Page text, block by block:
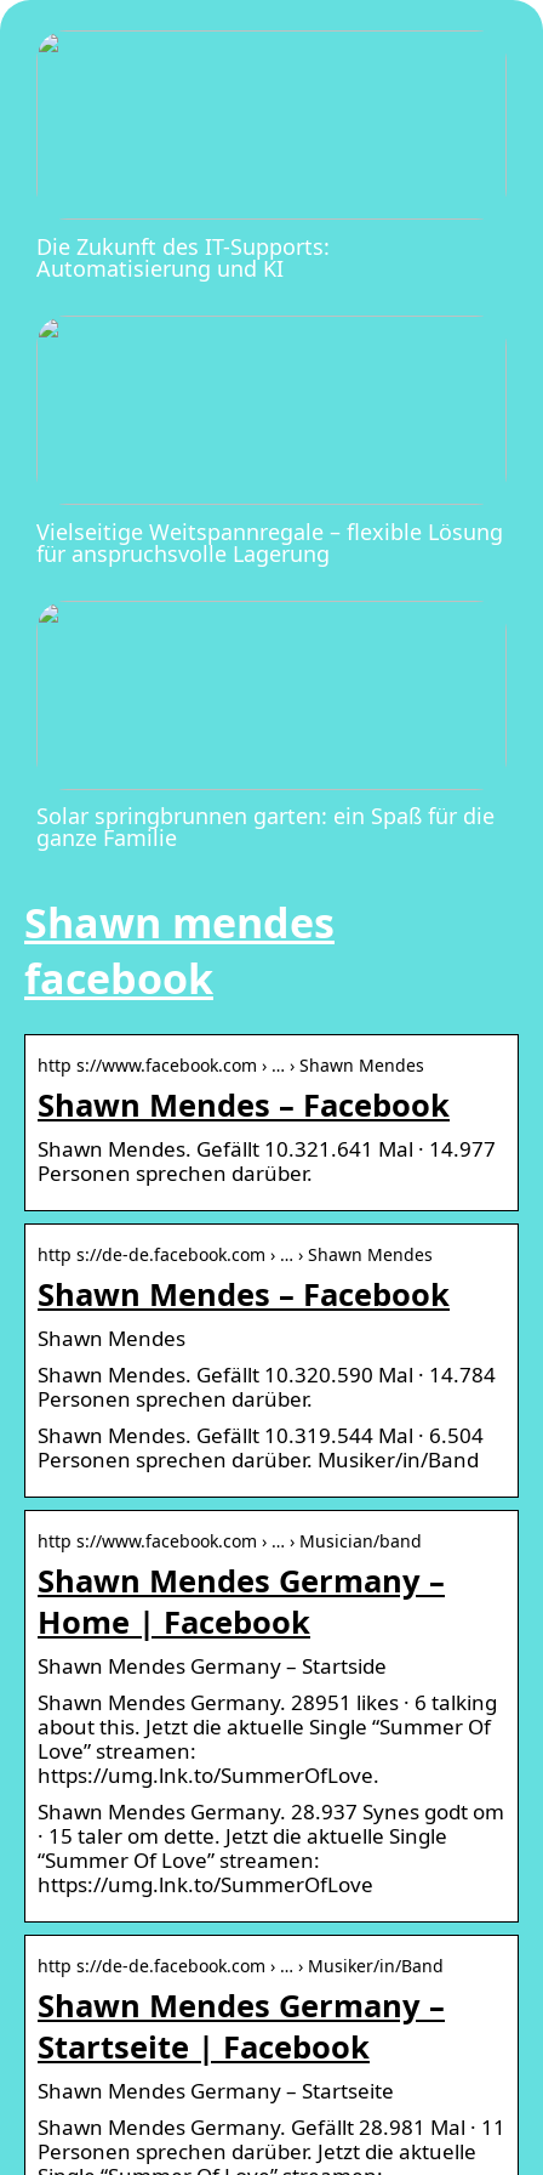
Die Zukunft des IT-Supports:
Automatisierung und KI
Vielseitige Weitspannregale – flexible Lösung
für anspruchsvolle Lagerung
Solar springbrunnen garten: ein Spaß für die
ganze Familie
Shawn mendes
facebook
http s://www.facebook.com › … › Shawn Mendes
Shawn Mendes – Facebook
Shawn Mendes. Gefällt 10.321.641 Mal · 14.977
Personen sprechen darüber.
http s://de-de.facebook.com › … › Shawn Mendes
Shawn Mendes – Facebook
Shawn Mendes
Shawn Mendes. Gefällt 10.320.590 Mal · 14.784
Personen sprechen darüber.
Shawn Mendes. Gefällt 10.319.544 Mal · 6.504
Personen sprechen darüber. Musiker/in/Band
http s://www.facebook.com › … › Musician/band
Shawn Mendes Germany –
Home | Facebook
Shawn Mendes Germany – Startside
Shawn Mendes Germany. 28951 likes · 6 talking
about this. Jetzt die aktuelle Single “Summer Of
Love” streamen:
https://umg.lnk.to/SummerOfLove.
Shawn Mendes Germany. 28.937 Synes godt om
· 15 taler om dette. Jetzt die aktuelle Single
“Summer Of Love” streamen:
https://umg.lnk.to/SummerOfLove
http s://de-de.facebook.com › … › Musiker/in/Band
Shawn Mendes Germany –
Startseite | Facebook
Shawn Mendes Germany – Startseite
Shawn Mendes Germany. Gefällt 28.981 Mal · 11
Personen sprechen darüber. Jetzt die aktuelle